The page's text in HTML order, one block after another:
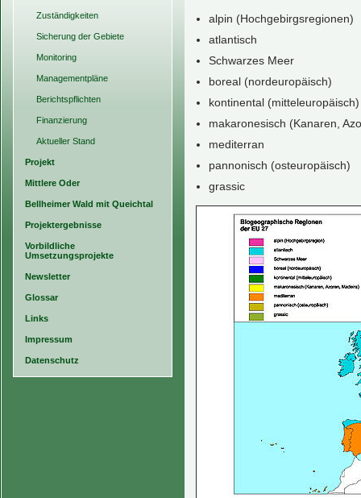
Zuständigkeiten
Sicherung der Gebiete
Monitoring
Managementpläne
Berichtspflichten
Finanzierung
Aktueller Stand
Projekt
Mittlere Oder
Bellheimer Wald mit Queichtal
Projektergebnisse
Vorbildliche
Umsetzungsprojekte
Newsletter
Glossar
Links
Impressum
Datenschutz
alpin (Hochgebirgsregionen)
atlantisch
Schwarzes Meer
boreal (nordeuropäisch)
kontinental (mitteleuropäisch)
makaronesisch (Kanaren,
mediterran
pannonisch (osteuropäisch)
grassic